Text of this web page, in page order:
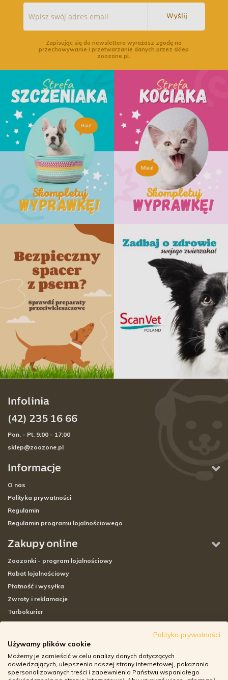
Wyślij
Zapisując się do newslettera wyrażasz zgodę na
przechowywanie i przetwarzanie danych przez sklep
zoozone.pl.
Informacje
O nas
Polityka prywatności
Regulamin
Regulamin programu lojalnościowego
Zakupy online
Zoozonki - program lojalnościowy
Rabat lojalnościowy
Płatność i wysyłka
Zwroty i reklamacje
Turbokurier
Adresy sklepów stacjonarnych
Godziny otwarcia sklepów
Aplikacja zoozone.pl
Infolinia
(42) 235 16 66
Pon. - Pt. 9:00 - 17:00
sklep@zoozone.pl
Polityka prywatności
Używamy plików cookie
Możemy je zamieścić w celu analizy danych dotyczących
odwiedzających, ulepszenia naszej strony internetowej, pokazania
spersonalizowanych treści i zapewnienia Państwu wspaniałego